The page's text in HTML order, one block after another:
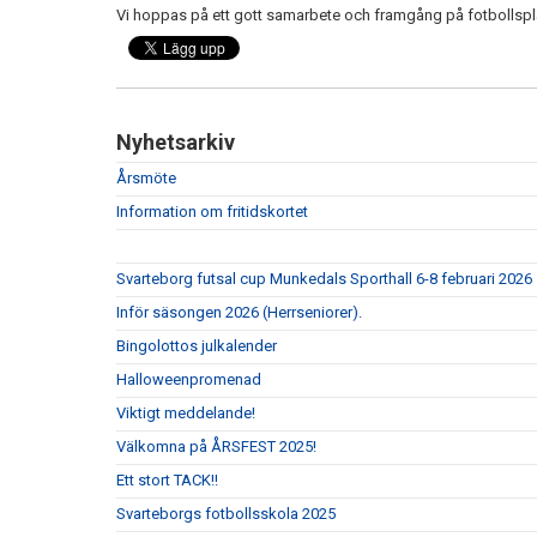
Vi hoppas på ett gott samarbete och framgång på
Nyhetsarkiv
Årsmöte
Information om fritidskortet
Svarteborg futsal cup Munkedals Sporthall 6-8 februari 2026
Inför säsongen 2026 (Herrseniorer).
Bingolottos julkalender
Halloweenpromenad
Viktigt meddelande!
Välkomna på ÅRSFEST 2025!
Ett stort TACK!!
Svarteborgs fotbollsskola 2025